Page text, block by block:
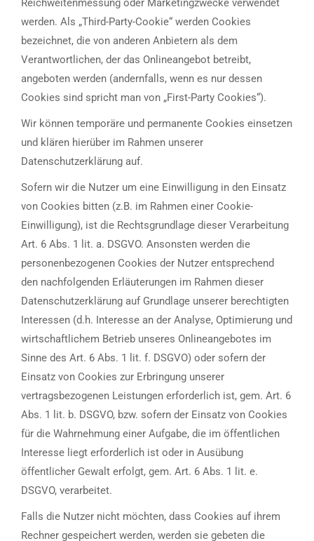
Reichweitenmessung oder Marketingzwecke verwendet
werden. Als „Third-Party-Cookie“ werden Cookies
bezeichnet, die von anderen Anbietern als dem
Verantwortlichen, der das Onlineangebot betreibt,
angeboten werden (andernfalls, wenn es nur dessen
Cookies sind spricht man von „First-Party Cookies“).
Wir können temporäre und permanente Cookies einsetzen
und klären hierüber im Rahmen unserer
Datenschutzerklärung auf.
Sofern wir die Nutzer um eine Einwilligung in den Einsatz
von Cookies bitten (z.B. im Rahmen einer Cookie-
Einwilligung), ist die Rechtsgrundlage dieser Verarbeitung
Art. 6 Abs. 1 lit. a. DSGVO. Ansonsten werden die
personenbezogenen Cookies der Nutzer entsprechend
den nachfolgenden Erläuterungen im Rahmen dieser
Datenschutzerklärung auf Grundlage unserer berechtigten
Interessen (d.h. Interesse an der Analyse, Optimierung und
wirtschaftlichem Betrieb unseres Onlineangebotes im
Sinne des Art. 6 Abs. 1 lit. f. DSGVO) oder sofern der
Einsatz von Cookies zur Erbringung unserer
vertragsbezogenen Leistungen erforderlich ist, gem. Art. 6
Abs. 1 lit. b. DSGVO, bzw. sofern der Einsatz von Cookies
für die Wahrnehmung einer Aufgabe, die im öffentlichen
Interesse liegt erforderlich ist oder in Ausübung
öffentlicher Gewalt erfolgt, gem. Art. 6 Abs. 1 lit. e.
DSGVO, verarbeitet.
Falls die Nutzer nicht möchten, dass Cookies auf ihrem
Rechner gespeichert werden, werden sie gebeten die